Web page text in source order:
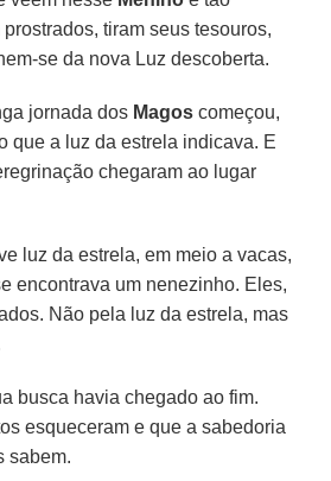
tiram seus tesouros,
se da nova Luz descoberta.
jornada dos Magos começou,
que a luz da estrela indicava. E
chegaram ao lugar
luz da estrela, em meio a vacas,
encontrava um nenezinho. Eles,
Não pela luz da estrela, mas
busca havia chegado ao fim.
esqueceram e que a sabedoria
sabem.